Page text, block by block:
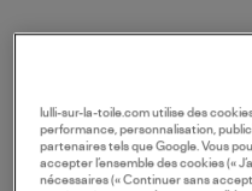
VOS DERNIERS
lulli-sur-la-toile.com utilise des
performance, personnalisation,
partenaires tels que Google. Vous
accepter l’ensemble des cookies («
nécessaires (« Continuer sans